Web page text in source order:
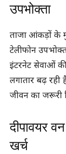
उपभोक्ता
ताजा आंकड़ों के
टेलीफोन
इंटरनेट सेवाओं की
लगातार बढ़
जीवन का जरूरी
दीपावयर
खर्च